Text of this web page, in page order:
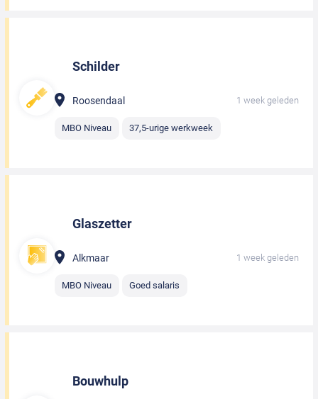
Schilder
Roosendaal 1 week geleden
MBO Niveau 37,5-urige werkweek
Glaszetter
Alkmaar 1 week geleden
MBO Niveau Goed salaris
Bouwhulp